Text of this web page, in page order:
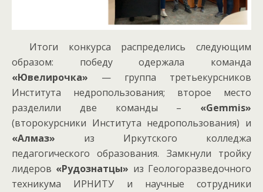
Итоги конкурса распределись следующим
образом: победу одержала команда
«Ювелирочка» — группа третьекурсников
Института недропользования; второе место
разделили две команды – «Gemmis»
(второкурсники Института недропользования) и
«Алмаз» из Иркутского колледжа
педагогического образования. Замкнули тройку
лидеров «Рудознатцы» из Геологоразведочного
техникума ИРНИТУ и научные сотрудники